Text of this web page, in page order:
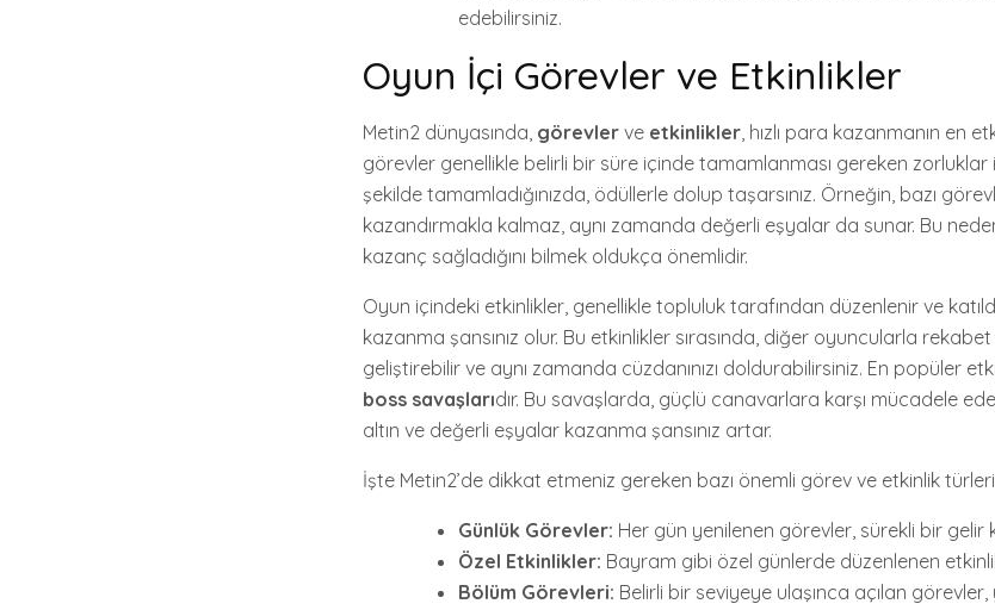
edebilirsiniz.
Oyun İçi Görevler ve Etkinlikler
Metin2 dünyasında, görevler ve etkinlikler, hızlı para kazanmanın en
görevler genellikle belirli bir süre içinde tamamlanması gereken zorluklar
şekilde tamamladığınızda, ödüllerle dolup taşarsınız. Örneğin, bazı
kazandırmakla kalmaz, aynı zamanda değerli eşyalar da sunar. Bu
kazanç sağladığını bilmek oldukça önemlidir.
Oyun içindeki etkinlikler, genellikle topluluk tarafından düzenlenir ve
kazanma şansınız olur. Bu etkinlikler sırasında, diğer oyuncularla
geliştirebilir ve aynı zamanda cüzdanınızı doldurabilirsiniz. En popüler
boss savaşlarıdır. Bu savaşlarda, güçlü canavarlara karşı mücadele
altın ve değerli eşyalar kazanma şansınız artar.
İşte Metin2’de dikkat etmeniz gereken bazı önemli görev ve etkinlik
Günlük Görevler: Her gün yenilenen görevler, sürekli bir gelir
Özel Etkinlikler: Bayram gibi özel günlerde düzenlenen
Bölüm Görevleri: Belirli bir seviyeye ulaşınca açılan